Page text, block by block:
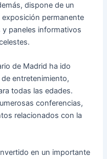
dispone de un
permanente
paneles informativos
de Madrid ha ido
entretenimiento,
todas las edades.
conferencias,
relacionados con la
en un importante